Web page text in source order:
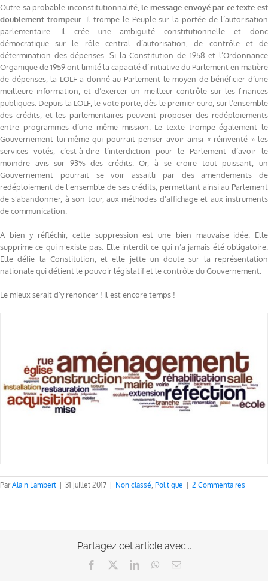
Outre sa probable inconstitutionnalité,le message envoyé par ce texte est
doublement trompeur. Il trompe le Peuple sur la portée de l’autorisation
parlementaire. Il crée une ambiguïté constitutionnelle et donc
démocratique sur le rôle central d’autorisation, de contrôle et de
détermination des dépenses. Si la Constitution de 1958 et l’Ordonnance
Organique de 1959 ont limité la capacité d’initiative du Parlement en matière
de dépenses, la LOLF a donné au Parlement le moyen de bénéficier d’une
meilleure information, et d’exercer un meilleur contrôle sur les finances
publiques. Depuis la LOLF, le vote porte, dès le premier euro, sur l’ensemble
des crédits, et les parlementaires peuvent proposer des redéploiements
entre programmes d’une même mission. Le texte trompe également le
Gouvernement lui-même qui pourrait penser avoir ainsi « réinventé » les
services votés, c’est-à-dire l’interdiction pour le Parlement d’avoir le
moindre avis sur 93% des crédits. Or, à se croire tout puissant, un
Gouvernement pourrait se voir assailli par des amendements de
redéploiement de l’ensemble de ses crédits, permettant ainsi au Parlement
de s’abandonner, à son tour, aux méthodes d’affichage et aux instruments
de communication.
A bien y réfléchir, cette suppression est une bien mauvaise idée. Elle
supprime ce qui n’existe pas. Elle interdit ce qui n’a jamais été obligatoire.
Elle défie la Constitution, et elle jette un doute sur la représentation
nationale qui détient le pouvoir législatif et le contrôle du Gouvernement.
Le mieux serait d’y renoncer ! Il est encore temps !
ParAlain Lambert 31 juillet 2017 Non classé, Politique 2 Commentaires
Partagez cet article avec...
Facebook LinkedInWhatsApp
Email